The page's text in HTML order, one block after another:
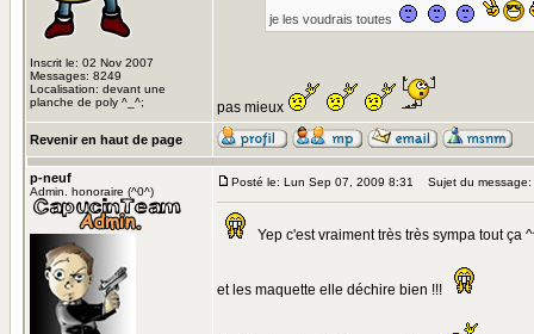
Inscrit le: 02 Nov 2007
Messages: 8249
Localisation: devant une
planche de poly ^_^;
je les voudrais toutes
pas mieux
Revenir en haut de page
p-neuf
Admin. honoraire (^0^)
Posté le: Lun Sep 07, 2009 8:31 Sujet du message:
Yep c'est vraiment très très sympa tout ça
et les maquette elle déchire bien !!!